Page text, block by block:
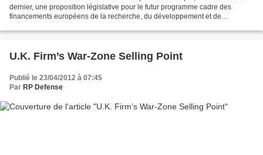
dernier, une proposition législative pour le futur programme cadre des
financements européens de la recherche, du développement et de
U.K. Firm’s War-Zone Selling Point
Publié le 23/04/2012 à 07:45
Par RP Defense